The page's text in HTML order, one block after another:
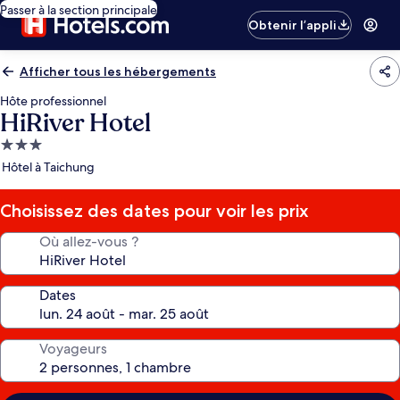
Passer à la section principale
Obtenir l’appli
Afficher tous les hébergements
Hôte professionnel
HiRiver Hotel
Hébergement
3.0 étoiles
Hôtel à Taichung
Choisissez des dates pour voir les prix
Où allez-vous ?
Dates
Voyageurs